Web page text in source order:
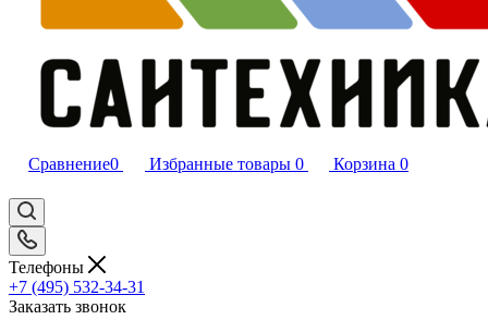
Сравнение0 Избранные товары 0 Корзина 0
Телефоны
+7 (495) 532‑34‑31
Заказать звонок